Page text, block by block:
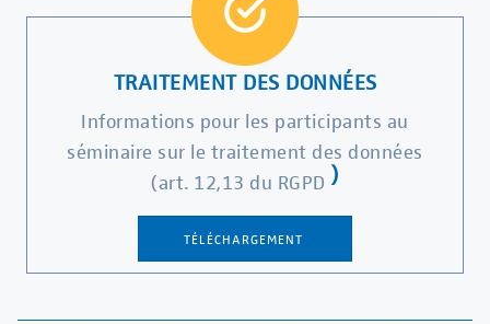
TRAITEMENT DES DONNÉES
Informations pour les participants au
séminaire sur le traitement des données
(art. 12,13 du RGPD )
TÉLÉCHARGEMENT